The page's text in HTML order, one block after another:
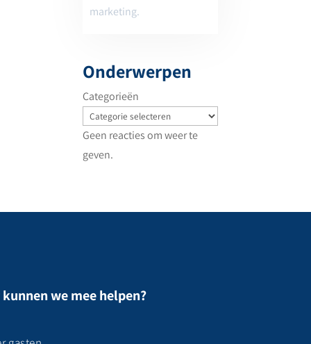
marketing.
Onderwerpen
Categorieën
Geen reacties om weer te
geven.
kunnen we mee helpen?